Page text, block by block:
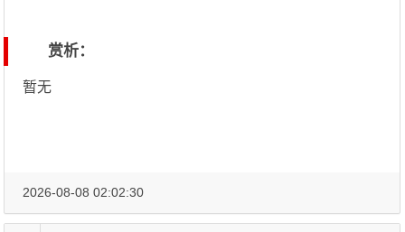
赏析：
暂无
2026-08-08 02:02:30